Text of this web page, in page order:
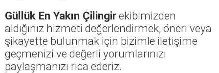
Güllük En Yakın Çilingirekibimizden
aldığınız hizmeti değerlendirmek, öneri veya
şikayette bulunmak için bizimle iletişime
geçmenizi ve değerli yorumlarınızı
paylaşmanızı rica ederiz.